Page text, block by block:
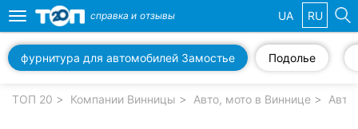
компании
Toggle
navigation
справка и отзывы UA RU
Подолье
фурнитура для автомобилей Замостье
ТОП 20 Компании Винницы Авто, мото в Виннице